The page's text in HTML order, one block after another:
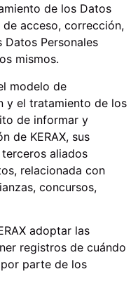
de los Datos
acceso, corrección,
Personales
mismos.
modelo de
y el tratamiento de los
de informar y
de KERAX, sus
aliados
relacionada con
concursos,
adoptar las
registros de cuándo
parte de los